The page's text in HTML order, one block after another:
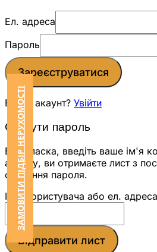
ЗАМОВИТИ ПІДБІР НЕРУХОМОСТІ
Ел. адреса
Пароль
Зареєструватися
Вже є акаунт? Увійти
Скинути пароль
Будь ласка, введіть ваше ім'я
адресу, ви отримаєте лист з
скидання пароля.
Ім'я користувача або ел. адреса
Відправити лист